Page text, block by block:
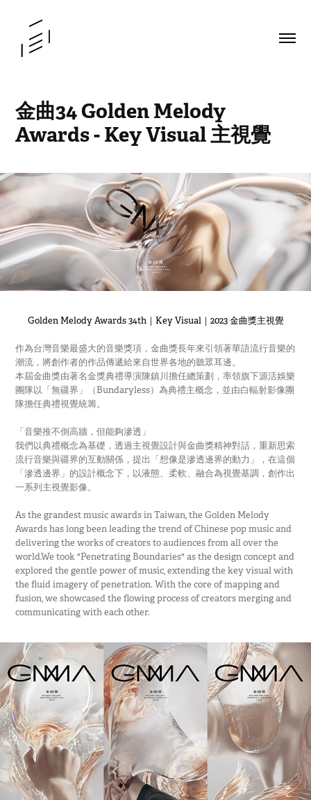
金曲34 Golden Melody
Awards - Key Visual 主視覺
Golden Melody Awards 34th｜Key Visual｜2023 金曲獎主視覺
作為台灣音樂最盛大的音樂獎項，金曲獎長年來引領著華語流行音樂的
潮流，將創作者的作品傳遞給來自世界各地的聽眾耳邊。
本屆金曲獎由著名金獎典禮導演陳鎮川擔任總策劃，率領旗下源活娛樂
團隊以「無疆界」（Bundaryless）為典禮主概念，並由白輻射影像團
隊擔任典禮視覺統籌。
「音樂推不倒高牆，但能夠滲透」
我們以典禮概念為基礎，透過主視覺設計與金曲獎精神對話，重新思索
流行音樂與疆界的互動關係，提出「想像是滲透邊界的動力」，在這個
「滲透邊界」的設計概念下，以液態、柔軟、融合為視覺基調，創作出
一系列主視覺影像。
As the grandest music awards in Taiwan, the Golden Melody
Awards has long been leading the trend of Chinese pop music and
delivering the works of creators to audiences from all over the
world.We took "Penetrating Boundaries" as the design concept and
explored the gentle power of music, extending the key visual with
the fluid imagery of penetration. With the core of mapping and
fusion, we showcased the flowing process of creators merging and
communicating with each other.